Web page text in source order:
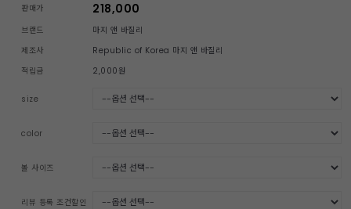
판매가 218,000
브랜드
마지 앤 바질리
제조사
Republic of Korea 마지 앤 바질리
적립금
2,000원
size
color
볼 사이즈
리뷰 등록 조건할인